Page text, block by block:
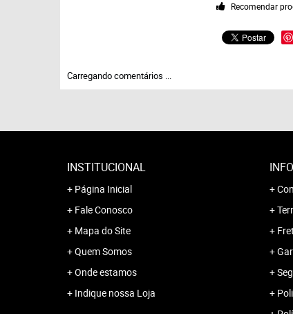
Recomendar
Carregando comentários ...
INSTITUCIONAL
Página Inicial
Fale Conosco
Mapa do Site
Quem Somos
Onde estamos
Indique nossa Loja